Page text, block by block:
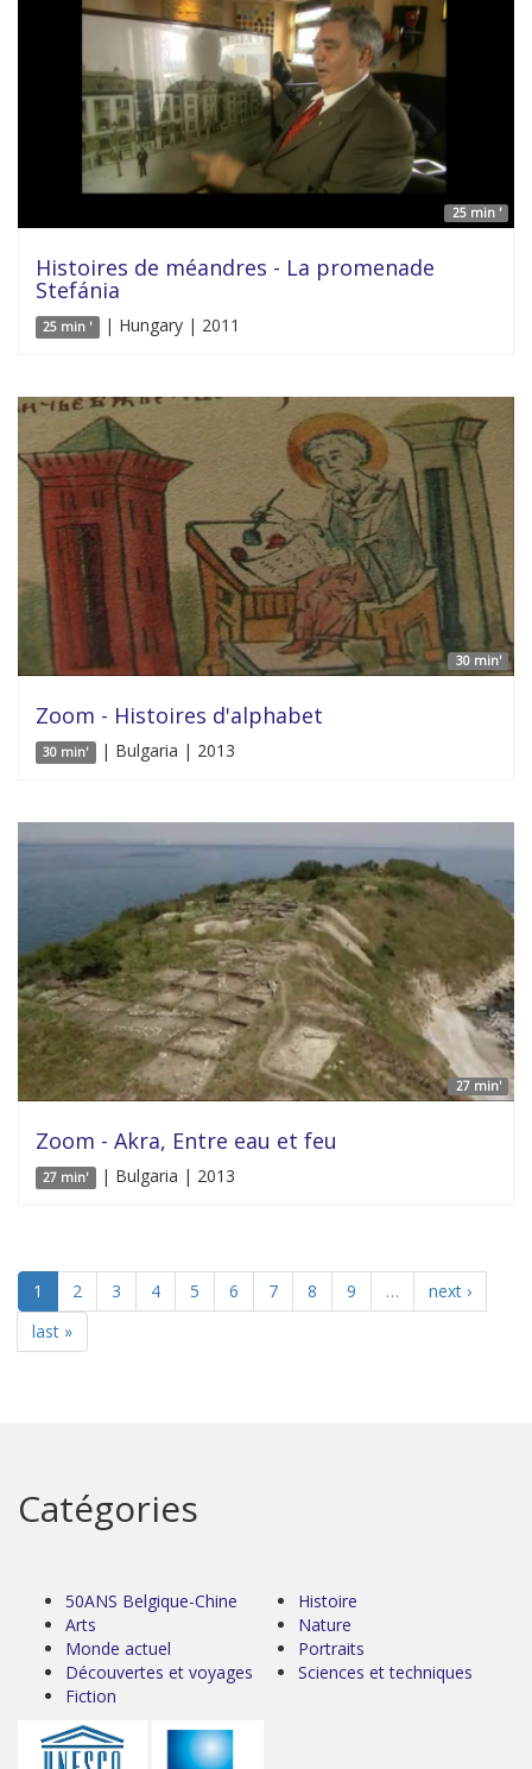
25 min '
Histoires de méandres - La promenade
Stefánia
25 min ' | Hungary | 2011
30 min'
Zoom - Histoires d'alphabet
30 min' | Bulgaria | 2013
27 min'
Zoom - Akra, Entre eau et feu
27 min' | Bulgaria | 2013
1 2 3 4 5 6 7 8 9 …
next ›
last »
Catégories
50ANS Belgique-Chine
Arts
Monde actuel
Découvertes et voyages
Fiction
Histoire
Nature
Portraits
Sciences et techniques